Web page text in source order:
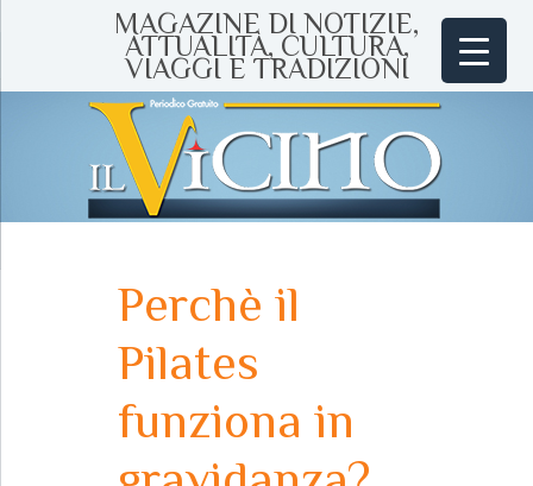
MAGAZINE DI NOTIZIE,
ATTUALITÀ, CULTURA,
VIAGGI E TRADIZIONI
Perchè il
Pilates
funziona in